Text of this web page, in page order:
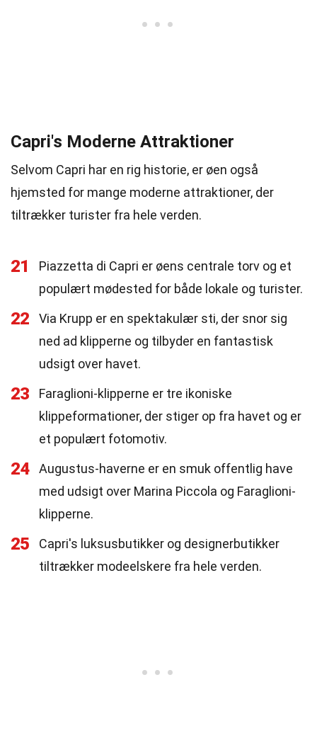
Capri's Moderne Attraktioner
Selvom Capri har en rig historie, er øen også
hjemsted for mange moderne attraktioner, der
tiltrækker turister fra hele verden.
21
Piazzetta di Capri er øens centrale torv og et
populært mødested for både lokale og turister.
22
Via Krupp er en spektakulær sti, der snor sig
ned ad klipperne og tilbyder en fantastisk
udsigt over havet.
23
Faraglioni-klipperne er tre ikoniske
klippeformationer, der stiger op fra havet og er
et populært fotomotiv.
24
Augustus-haverne er en smuk offentlig have
med udsigt over Marina Piccola og Faraglioni-
klipperne.
25
Capri's luksusbutikker og designerbutikker
tiltrækker modeelskere fra hele verden.